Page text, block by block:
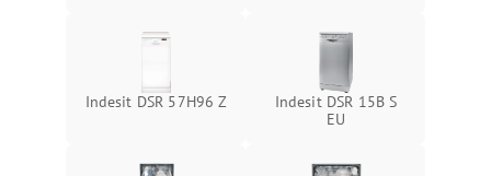
Indesit DSR 57H96 Z
Indesit DSR 15B S
EU